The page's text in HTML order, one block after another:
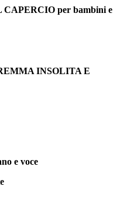
per bambini e
INSOLITA E
e voce